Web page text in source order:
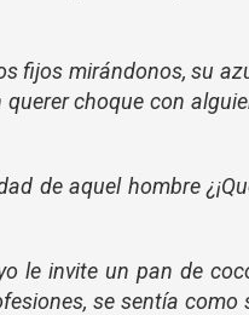
fijos mirándonos,su
choque con
de aquel hombre
le invite un pan de
se sentía como